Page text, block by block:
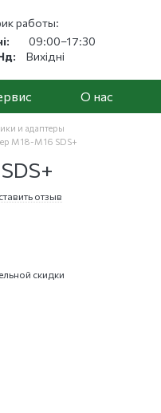
работы:
09:00–17:30
Вихідні
О нас
и адаптеры
М18-М16 SDS+
отзыв
скидки